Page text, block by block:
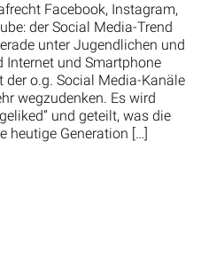
Facebook, Instagram,
der Social Media-Trend
unter Jugendlichen und
Internet und Smartphone
o.g. Social Media-Kanäle
wegzudenken. Es wird
und geteilt, was die
heutige Generation […]